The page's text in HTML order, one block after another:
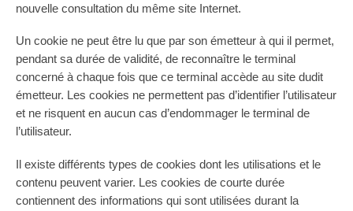
nouvelle consultation du même site Internet.
Un cookie ne peut être lu que par son émetteur à qui il permet,
pendant sa durée de validité, de reconnaître le terminal
concerné à chaque fois que ce terminal accède au site dudit
émetteur. Les cookies ne permettent pas d’identifier l’utilisateur
et ne risquent en aucun cas d’endommager le terminal de
l’utilisateur.
Il existe différents types de cookies dont les utilisations et le
contenu peuvent varier. Les cookies de courte durée
contiennent des informations qui sont utilisées durant la